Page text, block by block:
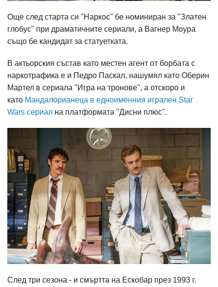
Още след старта си "Наркос" бе номиниран за "Златен
глобус" при драматичните сериали, а Вагнер Моура
също бе кандидат за статуетката.
В актьорския състав като местен агент от борбата с
наркотрафика е и Педро Паскал, нашумял като Оберин
Мартел в сериала "Игра на тронове", а отскоро и
като Мандалорианеца в едноименния игрален Star
Wars сериал на платформата "Дисни плюс".
След три сезона - и смъртта на Ескобар през 1993 г.